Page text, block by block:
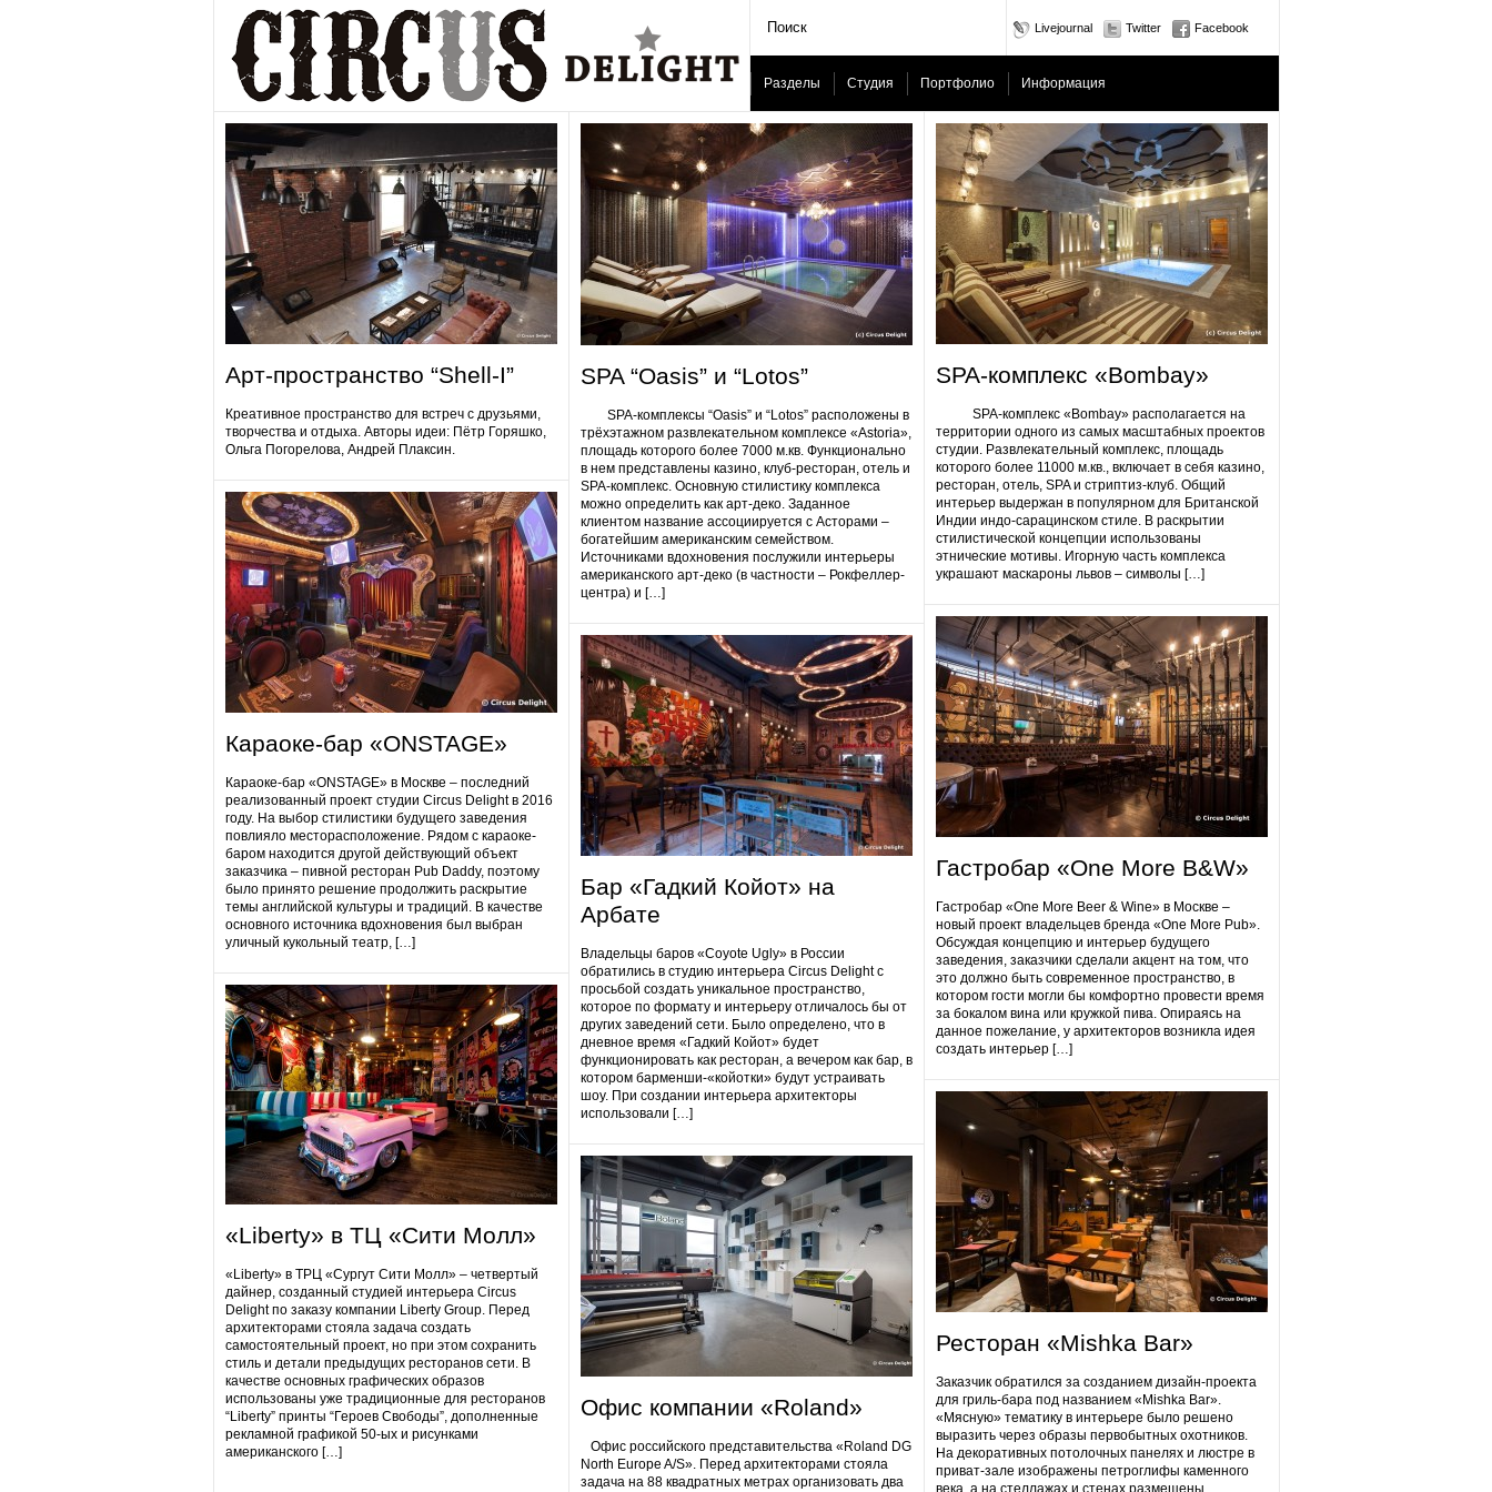
Livejournal Twitter Facebook
Разделы Студия Портфолио Информация
Арт-пространство “Shell-I”
Креативное пространство для встреч с друзьями,
творчества и отдыха. Авторы идеи: Пётр Горяшко,
Ольга Погорелова, Андрей Плаксин.
Караоке-бар «ONSTAGE»
Караоке-бар «ONSTAGE» в Москве – последний
реализованный проект студии Circus Delight в 2016
году. На выбор стилистики будущего заведения
повлияло месторасположение. Рядом с караоке-
баром находится другой действующий объект
заказчика – пивной ресторан Pub Daddy​, поэтому
было принято решение продолжить раскрытие
темы английской культуры и традиций. В качестве
основного источника вдохновения был выбран
уличный кукольный театр, […]
«Liberty» в ТЦ «Сити Молл»
«Liberty» в ТРЦ «Сургут Сити Молл» – четвертый
дайнер, созданный студией интерьера Circus
Delight по заказу компании Liberty Group. Перед
архитекторами стояла задача создать
самостоятельный проект, но при этом сохранить
стиль и детали предыдущих ресторанов сети. В
качестве основных графических образов
использованы уже традиционные для ресторанов
“Liberty” принты “Героев Свободы”, дополненные
рекламной графикой 50-ых и рисунками
американского […]
SPA “Oasis” и “Lotos”
SPA-комплексы “Oasis” и “Lotos” расположены в
трёхэтажном развлекательном комплексе «Astoria»,
площадь которого более 7000 м.кв. Функционально
в нем представлены казино, клуб-ресторан, отель и
SPA-комплекс. Основную стилистику комплекса
можно определить как арт-деко. Заданное
клиентом название ассоциируется с Асторами –
богатейшим американским семейством.
Источниками вдохновения послужили интерьеры
американского арт-деко (в частности – Рокфеллер-
центра) и […]
Бар «Гадкий Койот» на
Арбате
Владельцы баров «Coyote Ugly» в России
обратились в студию интерьера Circus Delight с
просьбой создать уникальное пространство,
которое по формату и интерьеру отличалось бы от
других заведений сети. Было определено, что в
дневное время «Гадкий Койот» будет
функционировать как ресторан, а вечером как бар, в
котором барменши-«койотки» будут устраивать
шоу. При создании интерьера архитекторы
использовали […]
Офис компании «Roland»
Офис российского представительства «Roland DG
North Europe A/S». Перед архитекторами стояла
задача на 88 квадратных метрах организовать два
SPA-комплекс «Bombay»
SPA-комплекс «Bombay» располагается на
территории одного из самых масштабных проектов
студии. Развлекательный комплекс, площадь
которого более 11000 м.кв., включает в себя казино,
ресторан, отель, SPA и стриптиз-клуб. Общий
интерьер выдержан в популярном для Британской
Индии индо-сарацинском стиле. В раскрытии
стилистической концепции использованы
этнические мотивы. Игорную часть комплекса
украшают маскароны львов – символы […]
Гастробap «One More B&W»
Гастробap «One More Beer & Wine» в Москве –
новый проект владельцев бренда «One More Pub».
Обсуждая концепцию и интерьер будущего
заведения, заказчики сделали акцент на том, что
это должно быть современное пространство, в
котором гости могли бы комфортно провести время
за бокалом вина или кружкой пива. Опираясь на
данное пожелание, у архитекторов возникла идея
создать интерьер […]
Ресторан «Mishka Bar»
Заказчик обратился за созданием дизайн-проекта
для гриль-бара под названием «Mishka Bar».
«Мясную» тематику в интерьере было решено
выразить через образы первобытных охотников.
На декоративных потолочных панелях и люстре в
приват-зале изображены петроглифы каменного
века, а на стеллажах и стенах размещены